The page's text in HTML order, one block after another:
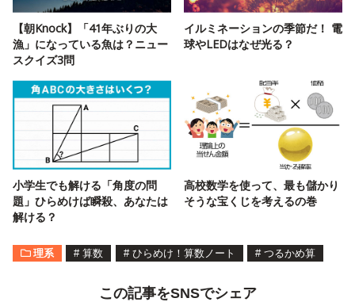
【朝Knock】「41年ぶりの大
漁」になっている魚は？ニュー
スクイズ3問
イルミネーションの季節だ！ 電
球やLEDはなぜ光る？
小学生でも解ける「角度の問
題」ひらめけば瞬殺、あなたは
解ける？
高校数学を使って、最も儲かり
そうな宝くじを考えるの巻
理系 # 算数 # ひらめけ！算数ノート # つるかめ算
この記事をSNSでシェア